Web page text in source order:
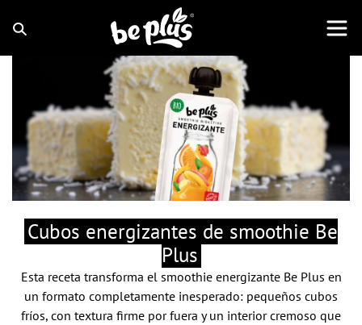
Cubos energizantes de smoothie Be
Plus
Esta receta transforma elsmoothie energizante Be Plus en
un formato completamente inesperado: pequeños cubos
fríos, con textura firme por fuera y un interior cremoso que